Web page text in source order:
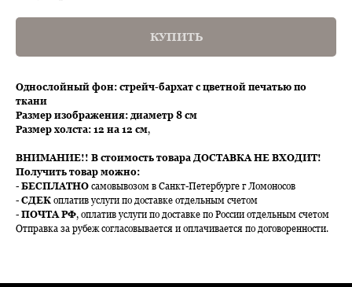
КУПИТЬ
Однослойный фон: стрейч-бархат с цветной печатью по
ткани
Размер изображения: диаметр 8 см
Размер холста: 12 на 12 см,
ВНИМАНИЕ!! В стоимость товара ДОСТАВКА НЕ ВХОДИТ!
Получить товар можно:
- БЕСПЛАТНО самовывозом в Санкт-Петербурге г Ломоносов
- СДЕК оплатив услуги по доставке отдельным счетом
- ПОЧТА РФ, оплатив услуги по доставке по России отдельным счетом
Отправка за рубеж согласовывается и оплачивается по договоренности.